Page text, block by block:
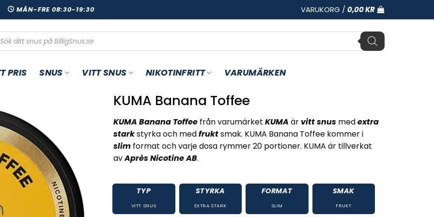
MÅN-FRE 08:30-19:30 VARUKORG / 0,00KR
PRIS SNUS VITT SNUS NIKOTINFRITT VARUMÄRKEN
KUMA Banana Toffee
KUMA Banana Toffee från varumärket KUMA är vitt snus medextra
starkstyrka och medfruktsmak. KUMA Banana Toffee kommer i
slim format och varje dosa rymmer 20 portioner. KUMA är tillverkat
avAprès Nicotine AB.
TYP
VITT SNUS
STYRKA
EXTRA STARK
FORMAT
SLIM
SMAK
FRUKT